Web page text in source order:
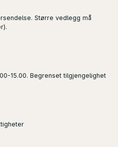
Større vedlegg må
15.00. Begrenset tilgjengelighet